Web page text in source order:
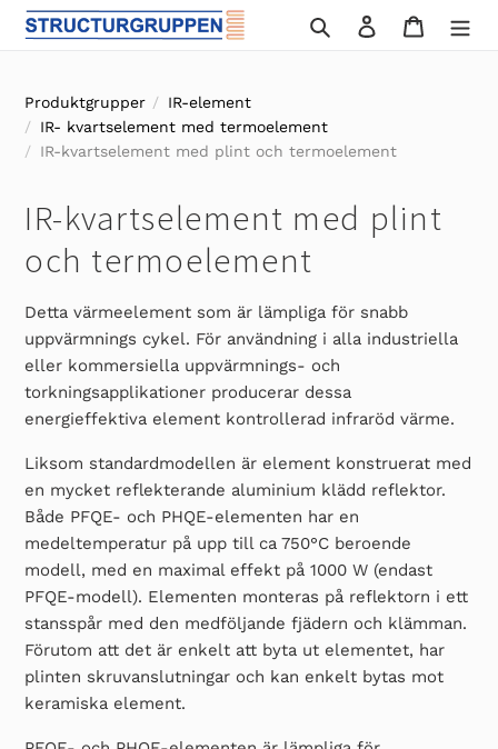
vidare
innehåll
Sök Logga in
Produktgrupper
IR-element
IR- kvartselement med termoelement
IR-kvartselement med plint och termoelement
P
r
o
d
u
k
t
s
e
r
i
e
:
IR-kvartselement med plint
och termoelement
Detta värmeelement som är lämpliga för snabb
uppvärmnings cykel. För användning i alla industriella
eller kommersiella uppvärmnings- och
torkningsapplikationer producerar dessa
energieffektiva element kontrollerad infraröd värme.
Liksom standardmodellen är element konstruerat med
en mycket reflekterande aluminium klädd reflektor.
Både PFQE- och PHQE-elementen har en
medeltemperatur på upp till ca 750°C beroende
modell, med en maximal effekt på 1000 W (endast
PFQE-modell). Elementen monteras på reflektorn i ett
stansspår med den medföljande fjädern och klämman.
Förutom att det är enkelt att byta ut elementet, har
plinten skruvanslutningar och kan enkelt bytas mot
keramiska element.